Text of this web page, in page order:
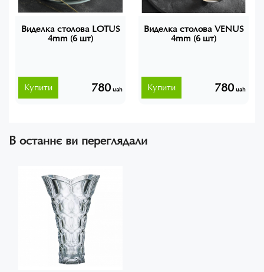
Виделка столова LOTUS
4mm (6 шт)
780 uah
Купити
Виделка столова VENUS
4mm (6 шт)
780 uah
Купити
В останнє ви переглядали